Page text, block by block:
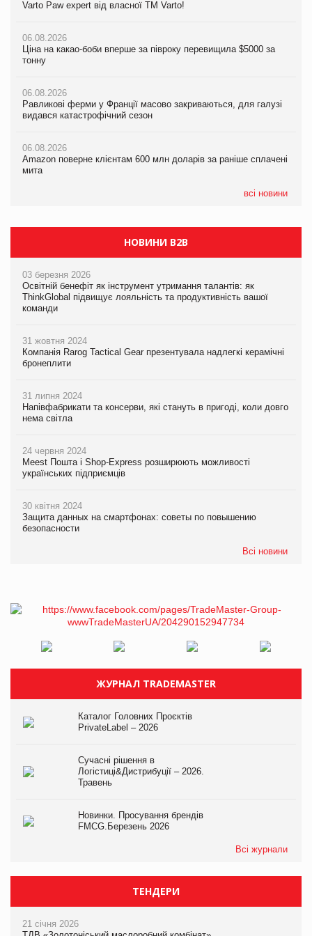
Varto Paw expert від власної ТМ Varto!
06.08.2026
Ціна на какао-боби вперше за півроку перевищила $5000 за
тонну
06.08.2026
Равликові ферми у Франції масово закриваються, для галузі
видався катастрофічний сезон
06.08.2026
Amazon поверне клієнтам 600 млн доларів за раніше сплачені
мита
всі новини
Varto Paw expert від власної ТМ Varto!
06.08.2026
Ціна на какао-боби вперше за півроку перевищила $5000 за
тонну
06.08.2026
Равликові ферми у Франції масово закриваються, для галузі
видався катастрофічний сезон
06.08.2026
Amazon поверне клієнтам 600 млн доларів за раніше сплачені
мита
тонну
06.08.2026
Равликові ферми у Франції масово закриваються, для галузі
видався катастрофічний сезон
06.08.2026
Amazon поверне клієнтам 600 млн доларів за раніше сплачені
мита
05.08.2026
У Євросоюзі набули чинності нові правила щодо штучного
інтелекту
НОВИНИ B2B
03 березня 2026
Освітній бенефіт як інструмент утримання талантів: як
ThinkGlobal підвищує лояльність та продуктивність вашої
команди
31 жовтня 2024
Компанія Rarog Tactical Gear презентувала надлегкі керамічні
бронеплити
31 липня 2024
Напівфабрикати та консерви, які стануть в пригоді, коли довго
нема світла
24 червня 2024
Meest Пошта і Shop-Express розширюють можливості
українських підприємців
30 квітня 2024
Защита данных на смартфонах: советы по повышению
безопасности
Всі новини
ЖУРНАЛ TRADEMASTER
Каталог Головних Проєктів
PrivateLabel – 2026
Сучасні рішення в
Логістиці&Дистрибуції – 2026.
Травень
Новинки. Просування брендів
FMCG.Березень 2026
Всі журнали
ТЕНДЕРИ
21 січня 2026